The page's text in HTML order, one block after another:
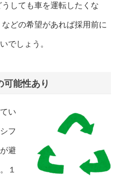
うしても車を運転したくな
などの希望があれば採用前に
でしょう。
可能性あり
い
フ
避
１